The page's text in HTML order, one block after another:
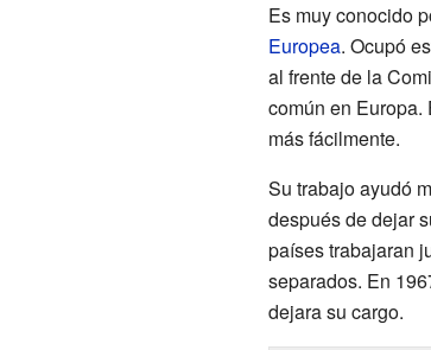
Es muy conocido
Europea. Ocupó
al frente de la
común en
más fácilmente.
Su trabajo ayudó
después de dejar
países trabajaran
separados. En
dejara su cargo.